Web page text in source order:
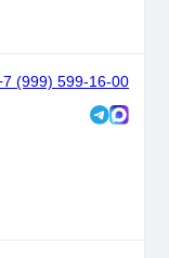
(999) 599-16-00